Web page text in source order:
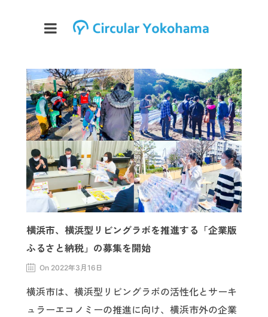
横浜市、横浜型リビングラボを推進する「企業版
ふるさと納税」の募集を開始
On 2022年3月16日
横浜市は、横浜型リビングラボの活性化とサーキ
ュラーエコノミーの推進に向け、横浜市外の企業